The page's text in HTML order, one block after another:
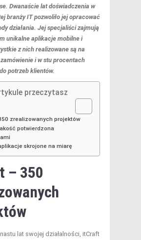
Dwanaście lat doświadczenia w
branży IT pozwoliło jej opracować
działania. Jej specjaliści zajmują
unikalne aplikacje mobilne i
z nich realizowane są na
i w stu procentach
potrzeb klientów.
przeczytasz
zrealizowanych projektów
potwierdzona
skrojone na miarę
– 350
lat swojej działalności, itCraft